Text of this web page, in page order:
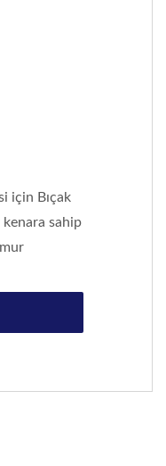
için Bıçak
kenara sahip